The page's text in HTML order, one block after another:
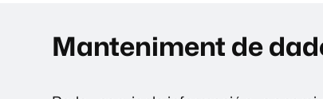
Manteniment de